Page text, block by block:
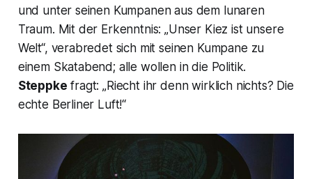
und unter seinen Kumpanen aus dem lunaren
Traum. Mit der Erkenntnis:„Unser Kiez ist unsere
Welt“, verabredet sich mit seinen Kumpane zu
einem Skatabend; alle wollen in die Politik.
Steppke fragt:„Riecht ihr denn wirklich nichts? Die
echte Berliner Luft!“